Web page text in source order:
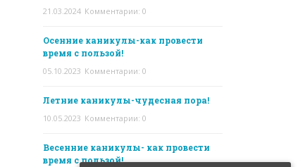
21.03.2024 Комментарии: 0
Осенние каникулы-как провести
время с пользой!
05.10.2023 Комментарии: 0
Летние каникулы-чудесная пора!
10.05.2023 Комментарии: 0
Весенние каникулы- как провести
время с пользой!